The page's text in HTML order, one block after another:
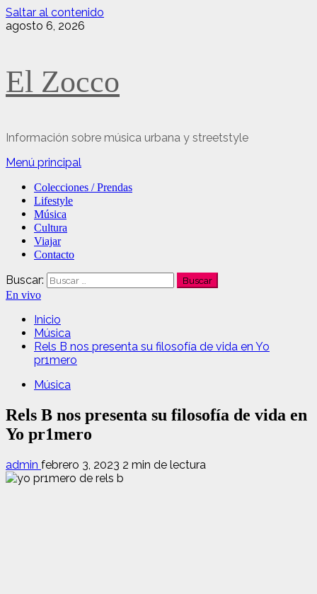
Saltar al contenido
agosto 6, 2026
El Zocco
Información sobre música urbana y streetstyle
Menú principal
Colecciones / Prendas
Lifestyle
Música
Cultura
Viajar
Contacto
Buscar:
En vivo
Inicio
Música
Rels B nos presenta su filosofía de vida en Yo
pr1mero
Música
Rels B nos presenta su filosofía de vida en
Yo pr1mero
admin febrero 3, 2023 2 min de lectura